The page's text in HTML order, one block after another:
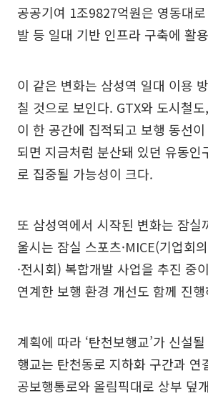
공공기여 1조9827억원은 영동대
발 등 일대 기반 인프라 구축에 활
이 같은 변화는 삼성역 일대 이용
칠 것으로 보인다. GTX와 도시철
이 한 공간에 집적되고 보행 동선
되면 지금처럼 분산돼 있던 유동인
로 집중될 가능성이 크다.
또 삼성역에서 시작된 변화는 잠실
울시는 잠실 스포츠·MICE(기업회
·전시회) 복합개발 사업을 추진 중
연계한 보행 환경 개선도 함께 진
계획에 따라 ‘탄천보행교’가 신설
행교는 탄천동로 지하화 구간과 연
공보행통로와 올림픽대로 상부 덮